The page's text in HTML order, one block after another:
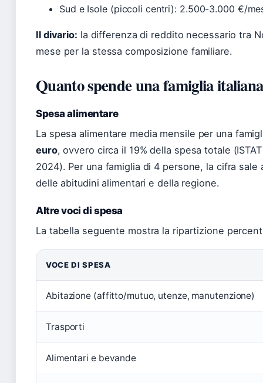
Sud e Isole (piccoli centri): 2.500-3.000 €/
Il divario: la differenza di reddito necessario tra
mese per la stessa composizione familiare.
Quanto spende una famiglia
Spesa alimentare
La spesa alimentare media mensile per una
euro, ovvero circa il 19% della spesa totale
2024). Per una famiglia di 4 persone, la cifra
delle abitudini alimentari e della regione.
Altre voci di spesa
La tabella seguente mostra la ripartizione
VOCE DI SPESA
Abitazione (affitto/mutuo, utenze, manutenzione)
Trasporti
Alimentari e bevande